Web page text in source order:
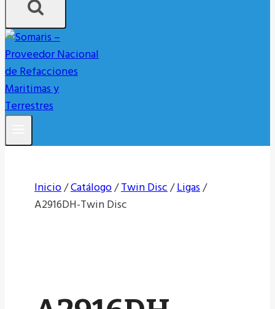
Inicio/Catálogo/Twin Disc/Ligas/
A2916DH-Twin Disc